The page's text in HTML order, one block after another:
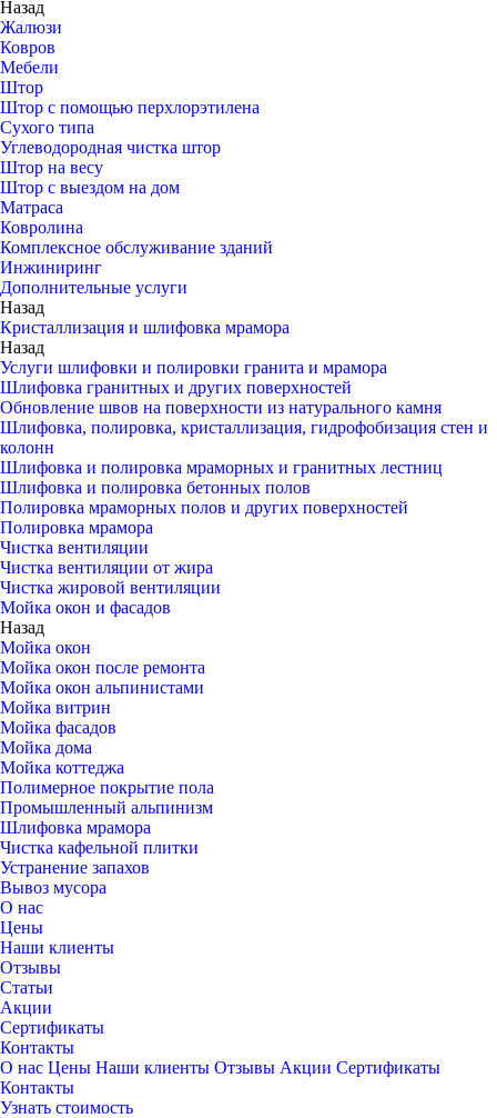
Назад
Жалюзи
Ковров
Мебели
Штор
Штор с помощью перхлорэтилена
Сухого типа
Углеводородная чистка штор
Штор на весу
Штор с выездом на дом
Матраса
Ковролина
Комплексное обслуживание зданий
Инжиниринг
Дополнительные услуги
Назад
Кристаллизация и шлифовка мрамора
Назад
Услуги шлифовки и полировки гранита и мрамора
Шлифовка гранитных и других поверхностей
Обновление швов на поверхности из натурального камня
Шлифовка, полировка, кристаллизация, гидрофобизация стен и
колонн
Шлифовка и полировка мраморных и гранитных лестниц
Шлифовка и полировка бетонных полов
Полировка мраморных полов и других поверхностей
Полировка мрамора
Чистка вентиляции
Чистка вентиляции от жира
Чистка жировой вентиляции
Мойка окон и фасадов
Назад
Мойка окон
Мойка окон после ремонта
Мойка окон альпинистами
Мойка витрин
Мойка фасадов
Мойка дома
Мойка коттеджа
Полимерное покрытие пола
Промышленный альпинизм
Шлифовка мрамора
Чистка кафельной плитки
Устранение запахов
Вывоз мусора
О нас
Цены
Наши клиенты
Отзывы
Статьи
Акции
Сертификаты
Контакты
О нас Цены Наши клиенты Отзывы Акции Сертификаты
Контакты
Узнать стоимость